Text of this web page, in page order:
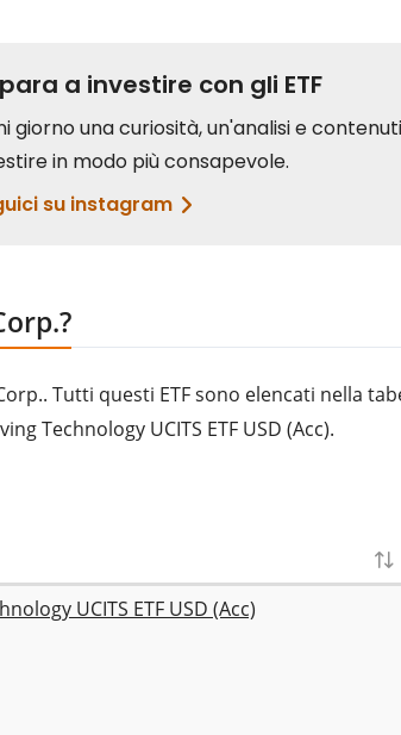
Tutti questi ETF sono elencati nella
Technology UCITS ETF USD (Acc).
UCITS ETF USD (Acc)